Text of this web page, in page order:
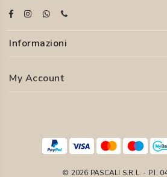
Informazioni
My Account
© 2026 PASCALI S.R.L. - P.I.